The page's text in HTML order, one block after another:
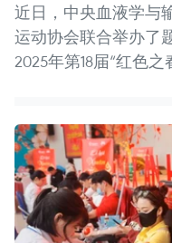
近日，中央血液学与
运动协会联合举办了
2025年第18届“红色之